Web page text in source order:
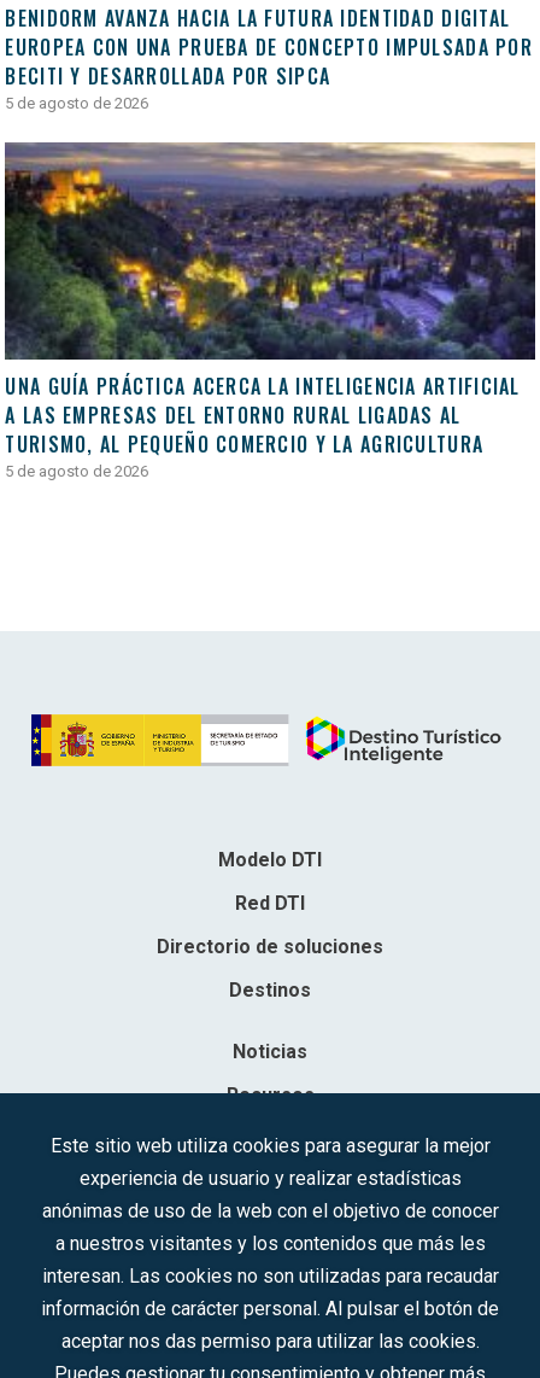
BENIDORM AVANZA HACIA LA FUTURA IDENTIDAD DIGITAL
EUROPEA CON UNA PRUEBA DE CONCEPTO IMPULSADA POR
BECITI Y DESARROLLADA POR SIPCA
5 de agosto de 2026
UNA GUÍA PRÁCTICA ACERCA LA INTELIGENCIA ARTIFICIAL
A LAS EMPRESAS DEL ENTORNO RURAL LIGADAS AL
TURISMO, AL PEQUEÑO COMERCIO Y LA AGRICULTURA
5 de agosto de 2026
Modelo DTI
Red DTI
Directorio de soluciones
Destinos
Noticias
Recursos
Contacto
Sociedad Mercantil Estatal para la Gestión de la Innovación y las
C.I.F.: A-81/874.984
Síguenos en redes sociales:
Este sitio web utiliza cookies para asegurar la mejor
experiencia de usuario y realizar estadísticas
anónimas de uso de la web con el objetivo de conocer
a nuestros visitantes y los contenidos que más les
interesan. Las cookies no son utilizadas para recaudar
información de carácter personal. Al pulsar el botón de
aceptar nos das permiso para utilizar las cookies.